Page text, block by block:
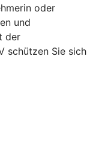
oder
und
der
schützen Sie sich